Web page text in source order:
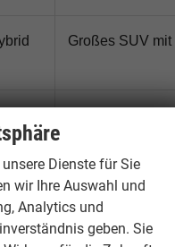
Großes SUV
Kompakt,
lohnt sich
Dienste für Sie
wir Ihre Auswahl und
Analytics und
geben. Sie